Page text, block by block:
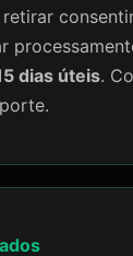
dias úteis.